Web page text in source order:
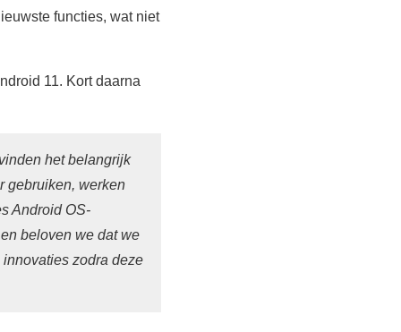
functies, wat niet
11. Kort daarna
het belangrijk
gebruiken, werken
Android OS-
beloven we dat we
zodra deze